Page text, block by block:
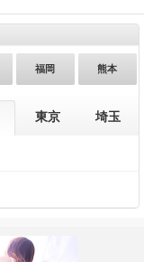
福岡 熊本
東京 埼玉